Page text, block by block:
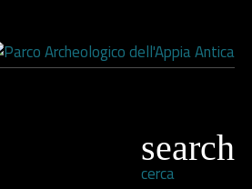
cerca